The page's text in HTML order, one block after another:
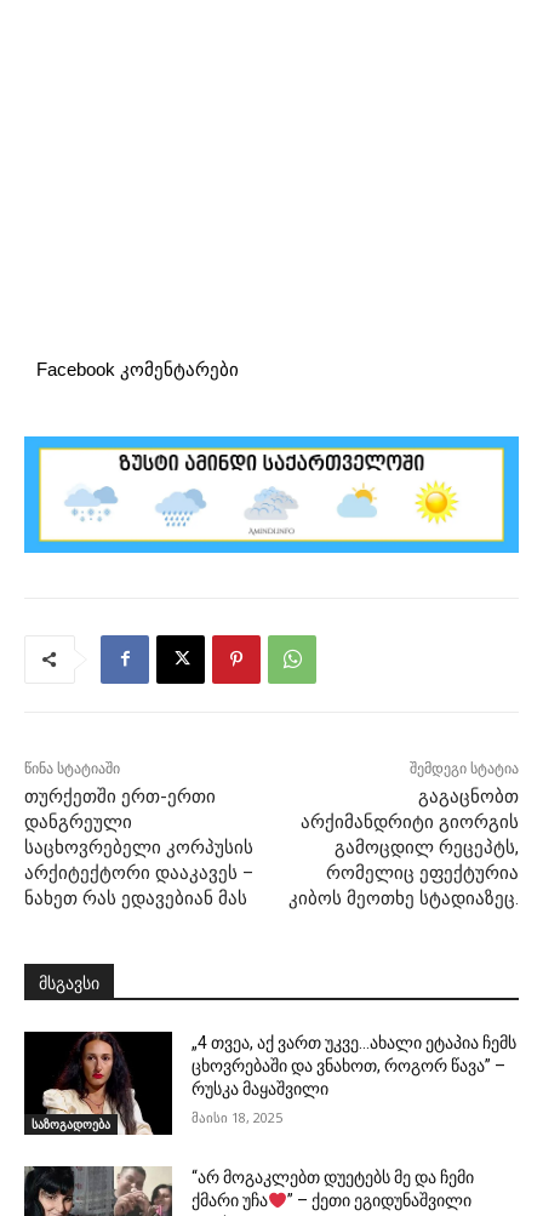
Facebook კომენტარები
წინა სტატიაში
თურქეთში ერთ-ერთი
დანგრეული
საცხოვრებელი კორპუსის
არქიტექტორი დააკავეს –
ნახეთ რას ედავებიან მას
შემდეგი სტატია
გაგაცნობთ
არქიმანდრიტი გიორგის
გამოცდილ რეცეპტს,
რომელიც ეფექტურია
კიბოს მეოთხე სტადიაზეც.
მსგავსი
საზოგადოება
„4 თვეა, აქ ვართ უკვე…ახალი ეტაპია ჩემს
ცხოვრებაში და ვნახოთ, როგორ წავა” –
რუსკა მაყაშვილი
მაისი 18, 2025
“არ მოგაკლებთ დუეტებს მე და ჩემი
ქმარი უჩა
” – ქეთი ეგიდუნაშვილი